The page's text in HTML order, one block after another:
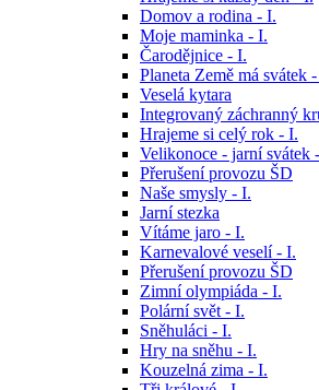
Domov a rodina - I.
Moje maminka - I.
Čarodějnice - I.
Planeta Země má svátek
Veselá kytara
Integrovaný záchranný
Hrajeme si celý rok - I.
Velikonoce - jarní svátek
Přerušení provozu ŠD
Naše smysly - I.
Jarní stezka
Vítáme jaro - I.
Karnevalové veselí - I.
Přerušení provozu ŠD
Zimní olympiáda - I.
Polární svět - I.
Sněhuláci - I.
Hry na sněhu - I.
Kouzelná zima - I.